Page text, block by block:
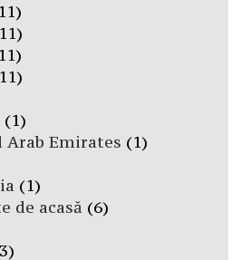
(1)
Arab Emirates (1)
(1)
de acasă (6)